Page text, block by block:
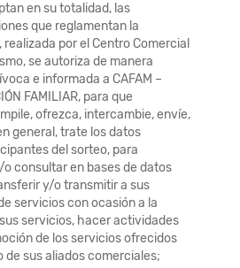
en su totalidad, las
que reglamentan la
por el Centro Comercial
se autoriza de manera
e informada a CAFAM –
FAMILIAR, para que
ofrezca, intercambie, envíe,
general, trate los datos
del sorteo, para
consultar en bases de datos
y/o transmitir a sus
servicios con ocasión a la
servicios, hacer actividades
de los servicios ofrecidos
de sus aliados comerciales;